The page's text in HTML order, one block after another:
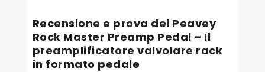
Recensione e prova del Peavey
Rock Master Preamp Pedal – Il
preamplificatore valvolare rack
in formato pedale